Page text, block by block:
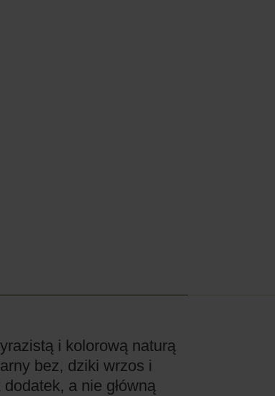
i kolorową naturą
bez, dziki wrzos i
a nie główną